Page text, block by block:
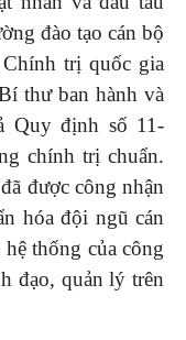
đào tạo cán bộ
trị quốc gia
thư ban hành và
Quy định số 11-
chính trị chuẩn.
được công nhận
hóa đội ngũ cán
thống của công
đạo, quản lý trên